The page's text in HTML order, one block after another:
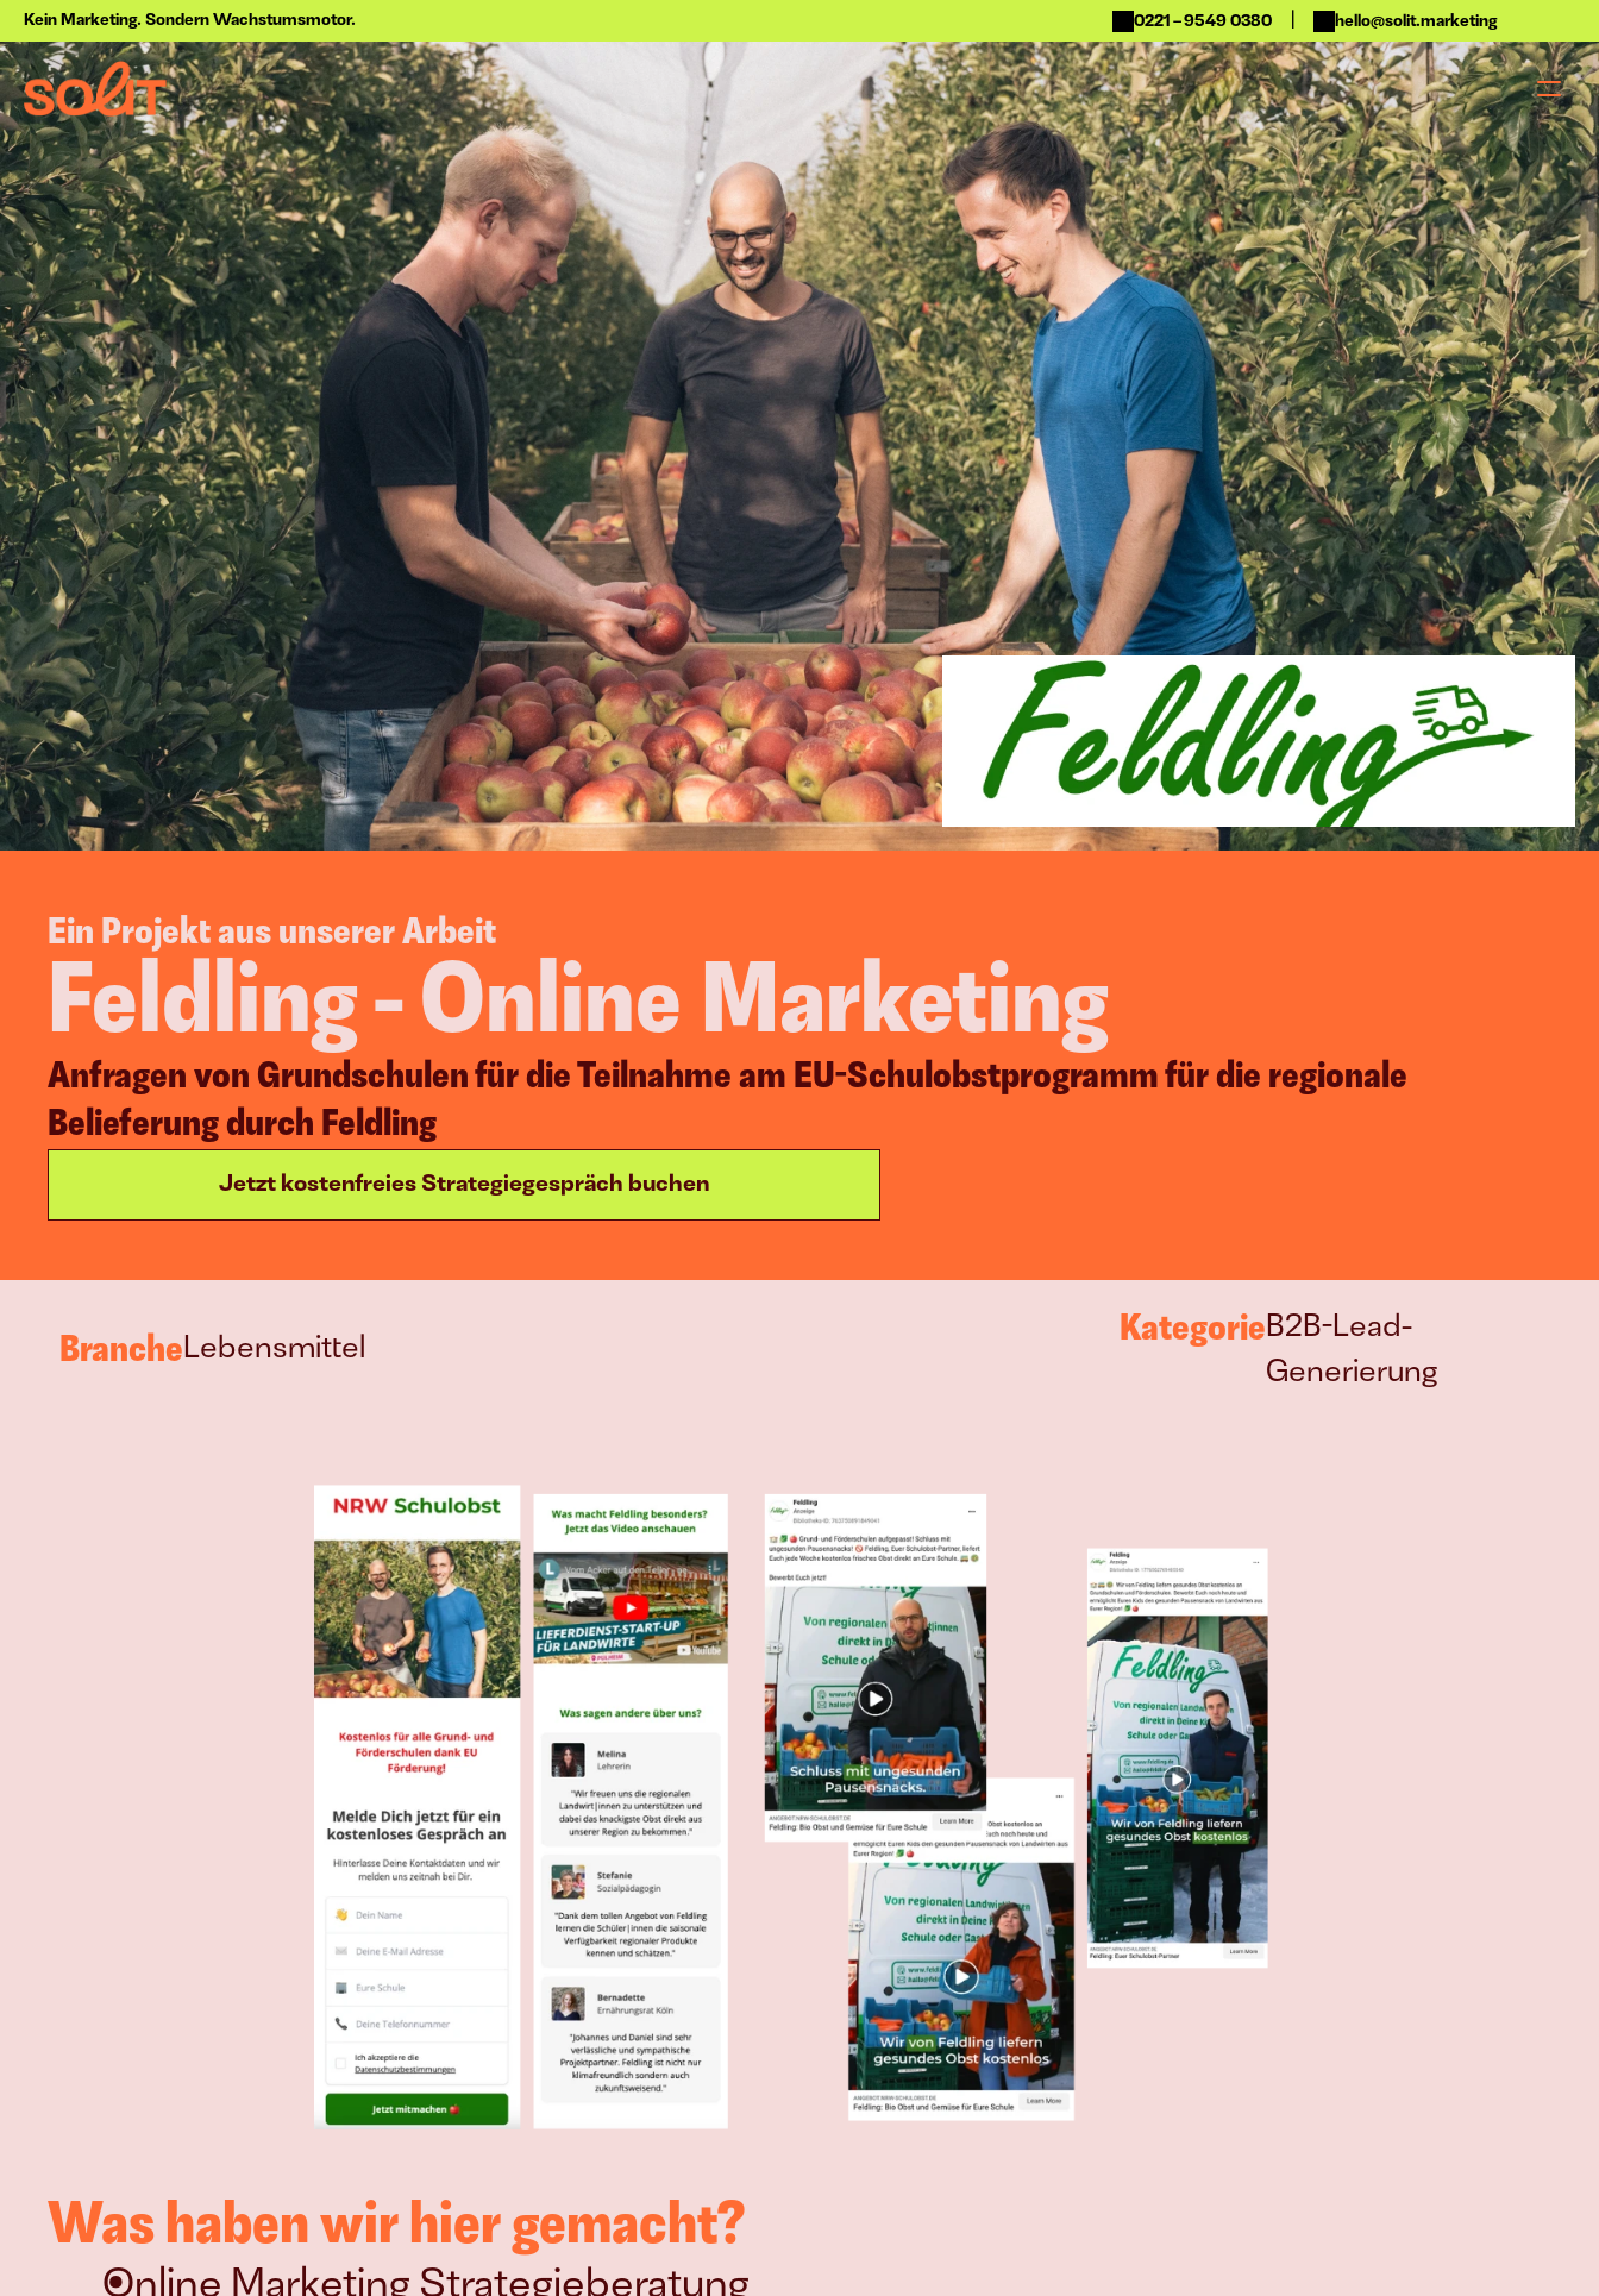
Kein Marketing. Sondern Wachstumsmotor. 0221 – 9549 0380 hello@solit.marketing
Projekte
Über uns
Blog
Jetzt anfragen
Online Marketing
Strategie
Growth Marketing
Strategie Workshop
Weiterbildung &
Coaching
Potentialanalyse
Performance
Marketing
Google Ads
Meta Ads
LinkedIn Ads
WhattsApp Marketing
Amazon Ads
TikTok Ads
Content Creation
Social Media Content
Video Content
Corporate Blogging
Events & Moderation
Supperclub & Dinner
Events
Moderation / Show-
Cooking
Analyse
Dashboard &
Reportings
Tracking Setup
Google Analytics 4
Mit diesen Systemen treiben wir Euer Wachstum.
Online Recruiting
Neue Mitarbeiter
einstellen
Online Marketing
Eigene Strategie
entwickeln
B2B-Leads & Kunden
Mehr Aufträge
generieren
erstellen
Events
Ein Projekt aus unserer Arbeit
Feldling - Online Marketing
Anfragen von Grundschulen für die Teilnahme am EU-Schulobstprogramm für die regionale
Belieferung durch Feldling
Jetzt kostenfreies Strategiegespräch buchen
BrancheLebensmittel
KategorieB2B-Lead-
Generierung
Was haben wir hier gemacht?
Online Marketing Strategieberatung